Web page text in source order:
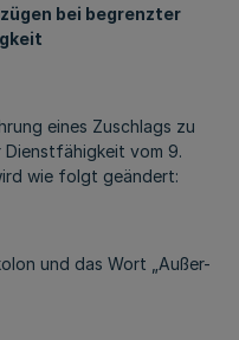
bei begrenzter
eines Zuschlags zu
vom 9.
wie folgt geändert:
und das Wort „Außer-